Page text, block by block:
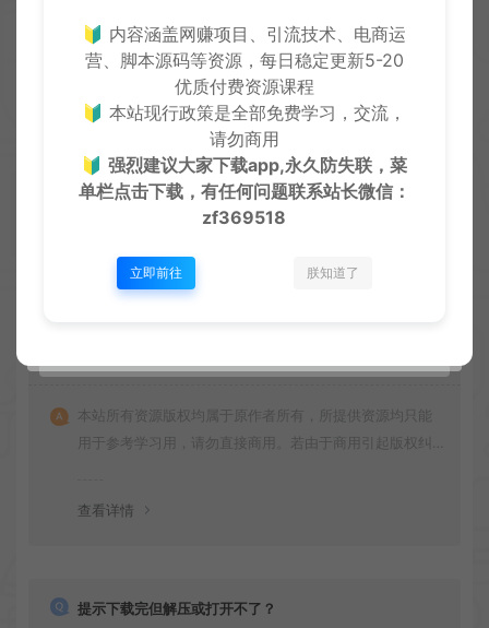
上一篇：
时光烧烤摊免广告获得奖励
下一篇：
常见问题
本站所有资源版权均属于原作者所有，所提供资源均只能
用于参考学习用，请勿直接商用。若由于商用引起版权纠
查看详情
提示下载完但解压或打开不了？
🔰 内容涵盖网赚项目、引流技术、电商运
营、脚本源码等资源，每日稳定更新5-20
优质付费资源课程
🔰 本站现行政策是全部免费学习，交流，
请勿商用
🔰强烈建议大家下载app,永久防失联，菜
单栏点击下载，有任何问题联系站长微信：
zf369518
立即前往 朕知道了